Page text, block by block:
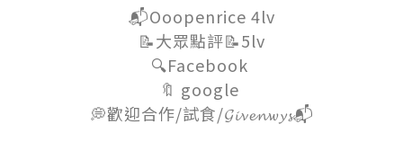
📬Ooopenrice 4lv
📝大眾點評📝5lv
🔍Facebook
🔖 google
💭歡迎合作/試食/𝓖𝓲𝓿𝓮𝓷𝔀𝔂𝓼📬